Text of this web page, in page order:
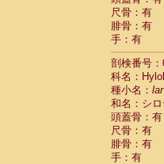
尺骨：有
腓骨：有
手：有
剖検番号
科名：
種小名： lar
和名：シ
頭蓋骨：有
尺骨：有
腓骨：有
手：有